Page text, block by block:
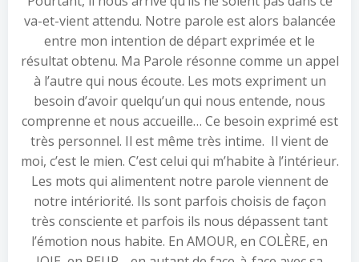
va-et-vient attendu. Notre parole est alors balancée
entre mon intention de départ exprimée et le
résultat obtenu. Ma Parole résonne comme un appel
à l’autre qui nous écoute. Les mots expriment un
besoin d’avoir quelqu’un qui nous entende, nous
comprenne et nous accueille… Ce besoin exprimé est
très personnel. Il est même très intime. Il vient de
moi, c’est le mien. C’est celui qui m’habite à l’intérieur.
Les mots qui alimentent notre parole viennent de
notre intériorité. Ils sont parfois choisis de façon
très consciente et parfois ils nous dépassent tant
l’émotion nous habite. En AMOUR, en COLÈRE, en